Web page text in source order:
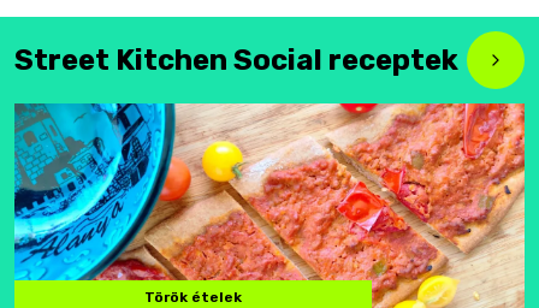
Street Kitchen Social receptek
Török ételek